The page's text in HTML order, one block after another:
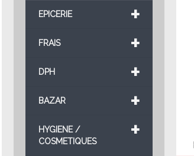
+
EPICERIE
+
FRAIS
+
DPH
+
BAZAR
+
HYGIENE /
COSMETIQUES